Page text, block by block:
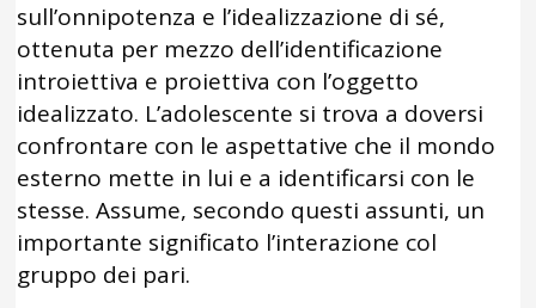
sull’onnipotenza e l’idealizzazione di sé,
ottenuta per mezzo dell’identificazione
introiettiva e proiettiva con l’oggetto
idealizzato. L’adolescente si trova a doversi
confrontare con le aspettative che il mondo
esterno mette in lui e a identificarsi con le
stesse. Assume, secondo questi assunti, un
importante significato l’interazione col
gruppo dei pari.